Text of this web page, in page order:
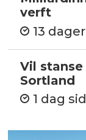
verft
13
Vil
Sortland
1 dag